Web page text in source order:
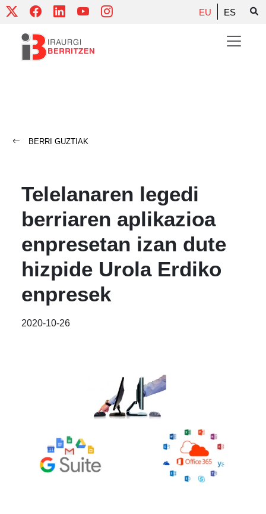
Skip
content
EU ES
BERRI GUZTIAK
Telelanaren legedi
berriaren aplikazioa
enpresetan izan dute
hizpide Urola Erdiko
enpresek
2020-10-26